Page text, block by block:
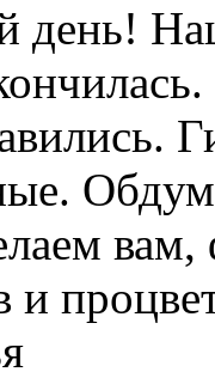
день!
вам,
и